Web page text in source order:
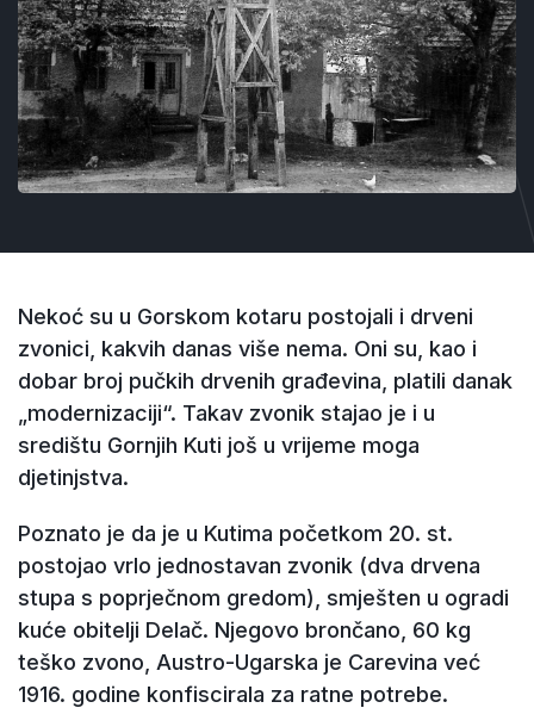
Nekoć su u Gorskom kotaru postojali i drveni
zvonici, kakvih danas više nema. Oni su, kao i
dobar broj pučkih drvenih građevina, platili danak
„modernizaciji“. Takav zvonik stajao je i u
središtu Gornjih Kuti još u vrijeme moga
djetinjstva.
Poznato je da je u Kutima početkom 20. st.
postojao vrlo jednostavan zvonik (dva drvena
stupa s poprječnom gredom), smješten u ogradi
kuće obitelji Delač. Njegovo brončano, 60 kg
teško zvono, Austro-Ugarska je Carevina već
1916. godine konfiscirala za ratne potrebe.